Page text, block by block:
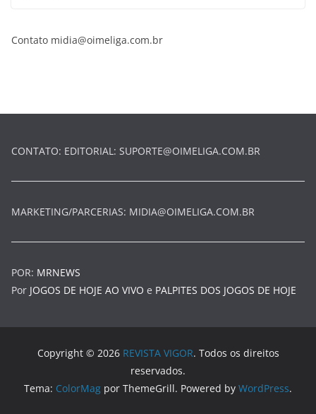
Contato midia@oimeliga.com.br
CONTATO: EDITORIAL: SUPORTE@OIMELIGA.COM.BR
MARKETING/PARCERIAS: MIDIA@OIMELIGA.COM.BR
POR: MRNEWS
Por JOGOS DE HOJE AO VIVO e PALPITES DOS JOGOS DE HOJE
Copyright © 2026 REVISTA VIGOR. Todos os direitos
reservados.
Tema: ColorMag por ThemeGrill. Powered by WordPress.